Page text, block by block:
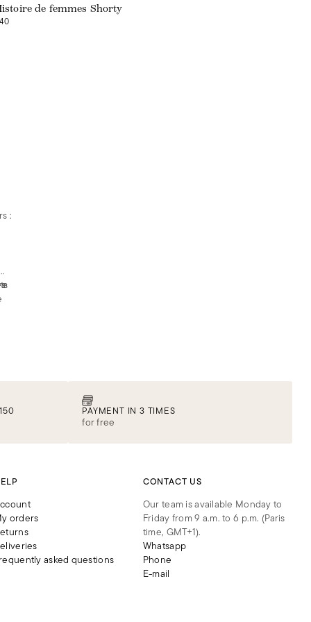
de femmes Shorty
:
PAYMENT IN 3 TIMES
for free
orders
asked questions
CONTACT US
Our team is available Monday to
Friday from 9 a.m. to 6 p.m. (Paris
time, GMT+1).
Whatsapp
Phone
E-mail